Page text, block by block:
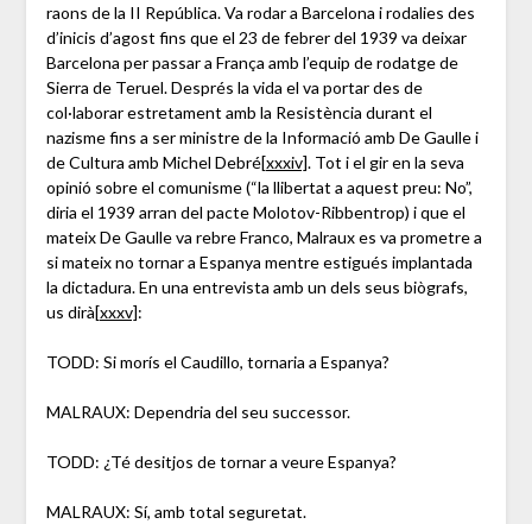
raons de la II República. Va rodar a Barcelona i rodalies des
d’inicis d’agost fins que el 23 de febrer del 1939 va deixar
Barcelona per passar a França amb l’equip de rodatge de
Sierra de Teruel. Després la vida el va portar des de
col·laborar estretament amb la Resistència durant el
nazisme fins a ser ministre de la Informació amb De Gaulle i
de Cultura amb Michel Debré[xxxiv]. Tot i el gir en la seva
opinió sobre el comunisme (“la llibertat a aquest preu: No”,
diria el 1939 arran del pacte Molotov-Ribbentrop) i que el
mateix De Gaulle va rebre Franco, Malraux es va prometre a
si mateix no tornar a Espanya mentre estigués implantada
la dictadura. En una entrevista amb un dels seus biògrafs,
us dirà[xxxv]:
TODD: Si morís el Caudillo, tornaria a Espanya?
MALRAUX: Dependria del seu successor.
TODD: ¿Té desitjos de tornar a veure Espanya?
MALRAUX: Sí, amb total seguretat.